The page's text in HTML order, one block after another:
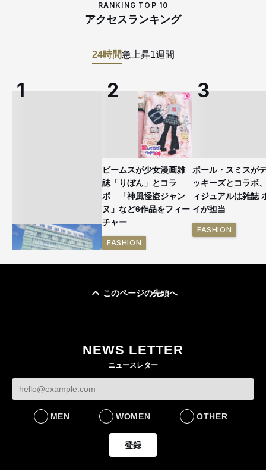
RANKING TOP 10
アクセスランキング
24時間急上昇1週間
ビームスが少女漫画雑
誌「りぼん」とコラ
ボ 「神風怪盗ジャン
ヌ」など6作品をフィー
チャー
FASHION
ポール・スミスが
ッキーズとコラボ
ィジュアルは雑誌
イが担当
FASHION
このページの先頭へ
NEWS LETTER
ニュースレター
MEN WOMEN OTHER
登録